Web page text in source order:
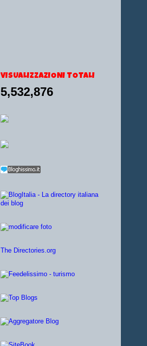
VISUALIZZAZIONI TOTALI
5,532,876
The Directories.org